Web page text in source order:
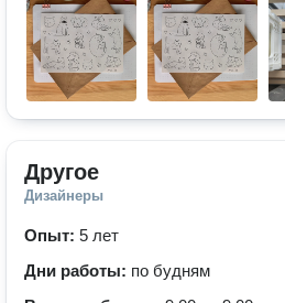
Другое
Дизайнеры
Опыт: 5 лет
Дни работы: по будням